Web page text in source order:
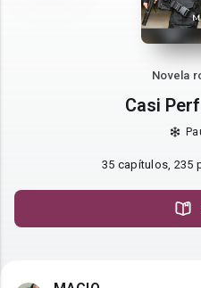
Novela
Casi
35 capítulos, 235